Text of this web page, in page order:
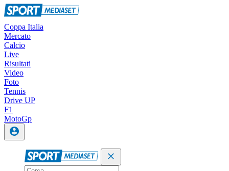
Coppa Italia
Mercato
Calcio
Live
Risultati
Video
Foto
Tennis
Drive UP
F1
MotoGp